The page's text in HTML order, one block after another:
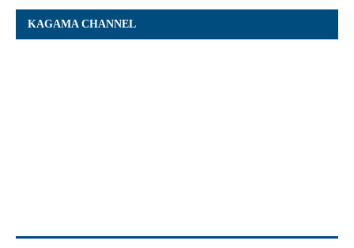
KAGAMA CHANNEL